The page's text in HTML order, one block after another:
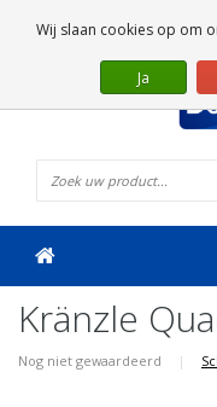
Kränzle
Nog niet gewaardeerd |
Wij slaan cookies op om
Ja